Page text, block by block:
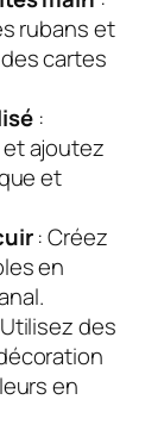
rubans et
cartes
:
ajoutez
et
: Créez
en
des
en